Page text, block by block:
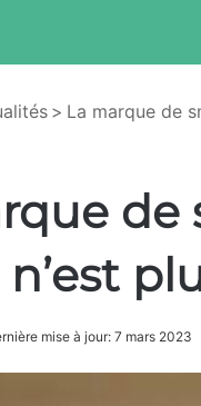
> La marque de
mise à jour: 7 mars 2023